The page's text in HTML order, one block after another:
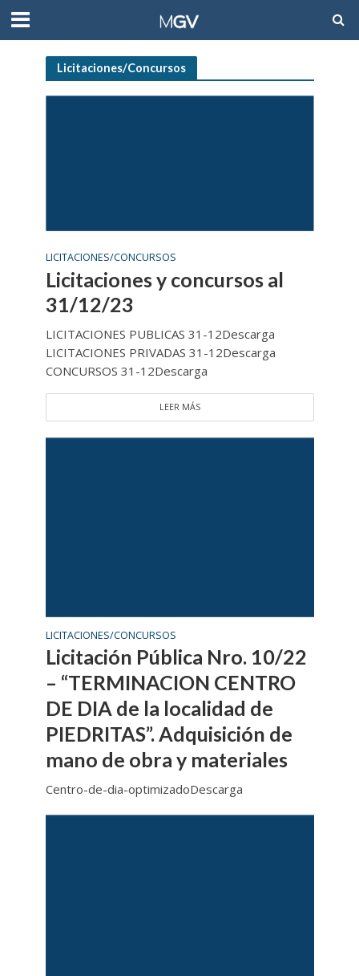
Licitaciones/Concursos
LICITACIONES/CONCURSOS
Licitaciones y concursos al
31/12/23
LICITACIONES PUBLICAS 31-12Descarga
LICITACIONES PRIVADAS 31-12Descarga
CONCURSOS 31-12Descarga
LEER MÁS
LICITACIONES/CONCURSOS
Licitación Pública Nro. 10/22
– “TERMINACION CENTRO
DE DIA de la localidad de
PIEDRITAS”. Adquisición de
mano de obra y materiales
Centro-de-dia-optimizadoDescarga